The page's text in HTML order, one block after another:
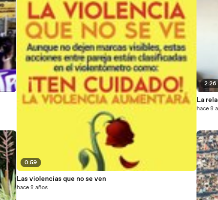
0:59
Las violencias que no se ven
hace 8 años
2:26
La
hace 8